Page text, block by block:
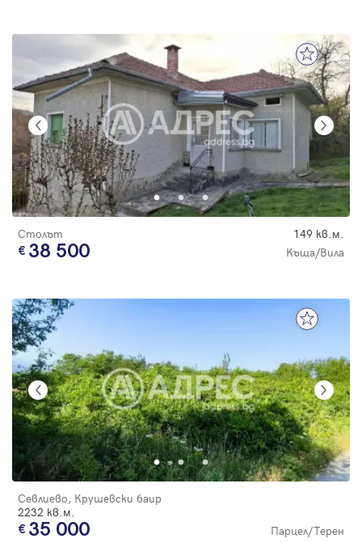
Столът 149 кв.м.
38 500 Къща/Вила
Севлиево, Крушевски баир
2232 кв.м.
35 000 Парцел/Терен